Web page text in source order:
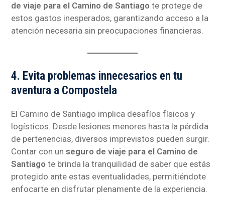
de viaje para el Camino de Santiago te protege de
estos gastos inesperados, garantizando acceso a la
atención necesaria sin preocupaciones financieras.
4. Evita problemas innecesarios en tu
aventura a Compostela
El Camino de Santiago implica desafíos físicos y
logísticos. Desde lesiones menores hasta la pérdida
de pertenencias, diversos imprevistos pueden surgir.
Contar con unseguro de viaje para el Camino de
Santiago te brinda la tranquilidad de saber que estás
protegido ante estas eventualidades, permitiéndote
enfocarte en disfrutar plenamente de la experiencia.